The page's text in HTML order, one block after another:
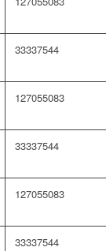
33337544
127055083
33337544
127055083
33337544